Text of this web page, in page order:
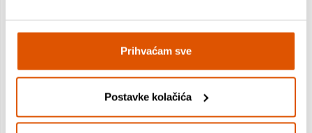
Prihvaćam sve
Postavke kolačića
Martin Albus Liker od oraha 0,7L
27,00 €